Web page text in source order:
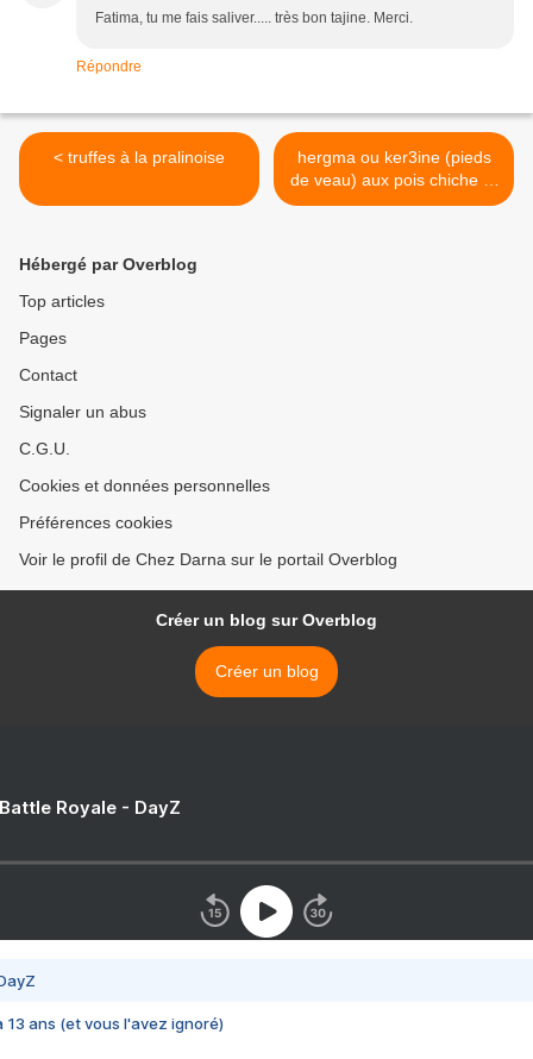
Fatima, tu me fais saliver..... très bon tajine. Merci.
Répondre
< truffes à la pralinoise
hergma ou ker3ine (pieds
de veau) aux pois chiche et
riz >
Hébergé par Overblog
Top articles
Pages
Contact
Signaler un abus
C.G.U.
Cookies et données personnelles
Préférences cookies
Voir le profil de Chez Darna sur le portail Overblog
Créer un blog sur Overblog
Créer un blog
Royale - DayZ
13 ans (et vous l'avez ignoré)